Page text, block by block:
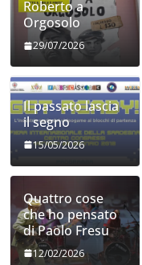
Roberto a
Orgosolo
29/07/2026
Il passato lascia
il segno
15/05/2026
Quattro cose
che ho pensato
di Paolo Fresu
12/02/2026